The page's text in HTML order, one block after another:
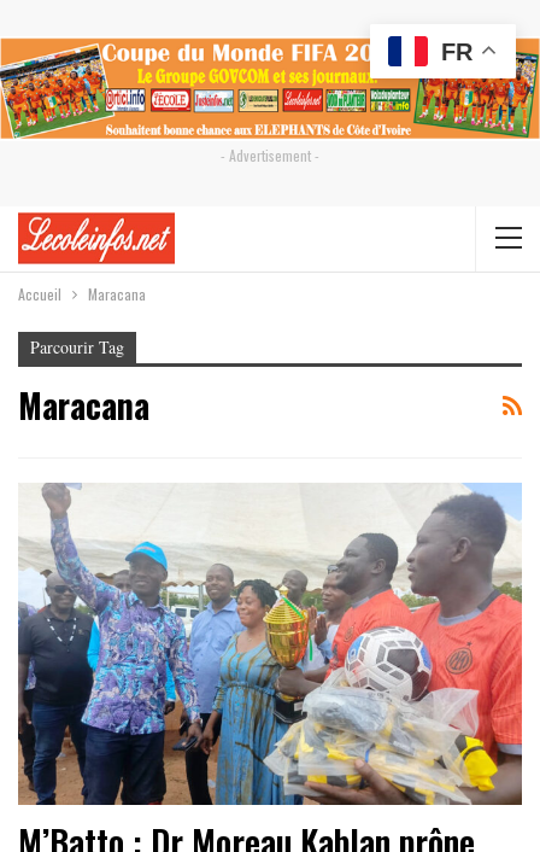
- Advertisement -
Accueil Maracana
Parcourir Tag
Maracana
M’Batto : Dr Moreau Kablan prône
FR